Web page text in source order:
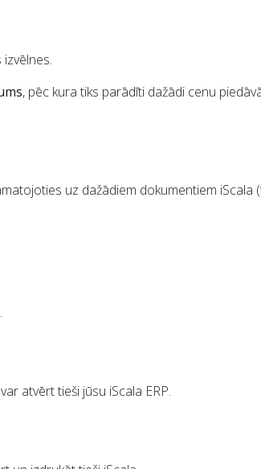
, pēc kura tiks parādīti dažādi cenu
uz dažādiem dokumentiem iScala
atvērt tieši jūsu iScala ERP.